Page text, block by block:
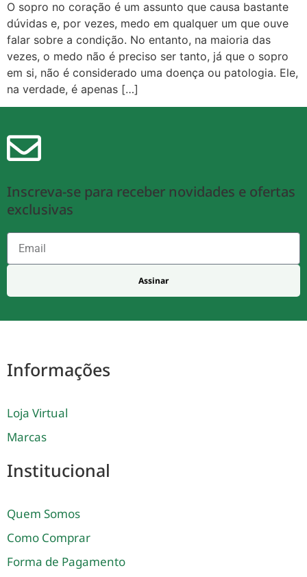
O sopro no coração é um assunto que causa bastante
dúvidas e, por vezes, medo em qualquer um que ouve
falar sobre a condição. No entanto, na maioria das
vezes, o medo não é preciso ser tanto, já que o sopro
em si, não é considerado uma doença ou patologia. Ele,
na verdade, é apenas […]
Inscreva-se para receber novidades e ofertas
exclusivas
Assinar
Informações
Loja Virtual
Marcas
Institucional
Quem Somos
Como Comprar
Forma de Pagamento